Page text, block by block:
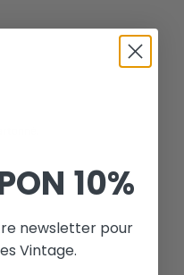
10%
newsletter pour
Vintage.